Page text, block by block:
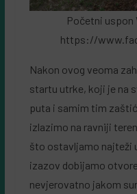
Početni uspon
https://
Nakon ovog veoma
startu utrke, koji je na
puta i samim tim
izlazimo na ravniji
što ostavljamo najteži
izazov dobijamo
nevjerovatno jakom